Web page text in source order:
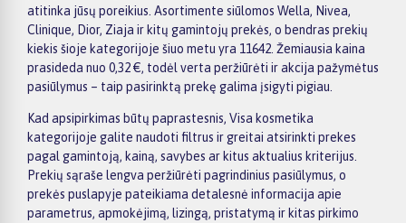
atitinka jūsų poreikius. Asortimente siūlomos Wella, Nivea,
Clinique, Dior, Ziaja ir kitų gamintojų prekės, o bendras prekių
kiekis šioje kategorijoje šiuo metu yra 11642. Žemiausia kaina
prasideda nuo 0,32 €, todėl verta peržiūrėti ir akcija pažymėtus
pasiūlymus – taip pasirinktą prekę galima įsigyti pigiau.
Kad apsipirkimas būtų paprastesnis, Visa kosmetika
kategorijoje galite naudoti filtrus ir greitai atsirinkti prekes
pagal gamintoją, kainą, savybes ar kitus aktualius kriterijus.
Prekių sąraše lengva peržiūrėti pagrindinius pasiūlymus, o
prekės puslapyje pateikiama detalesnė informacija apie
parametrus, apmokėjimą, lizingą, pristatymą ir kitas pirkimo